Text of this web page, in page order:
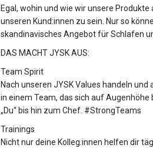
Egal, wohin und wie wir unsere
unseren Kund:innen zu sein. Nur so
skandinavisches Angebot für Schlafen
DAS MACHT JYSK AUS:
Team Spirit
Nach unseren JYSK Values handeln
in einem Team, das sich auf
„Du“ bis hin zum Chef. #StrongTeams
Trainings
Nicht nur deine Kolleg:innen helfen dir